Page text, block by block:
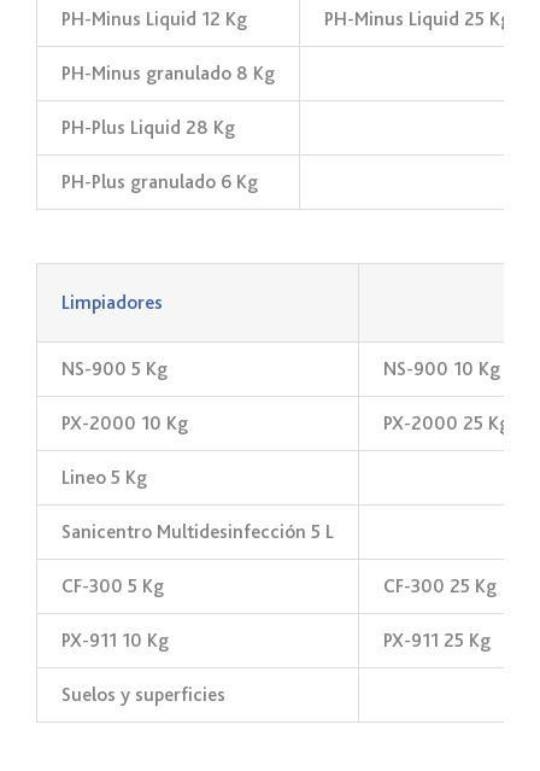
PH-Minus Liquid 12 Kg PH-Minus Liquid 25 Kg
PH-Minus granulado 8 Kg
PH-Plus Liquid 28 Kg
PH-Plus granulado 6 Kg
Limpiadores
NS-900 5 Kg NS-900 10 Kg
PX-2000 10 Kg PX-2000 25 Kg
Lineo 5 Kg
Sanicentro Multidesinfección 5 L
CF-300 5 Kg CF-300 25 Kg
PX-911 10 Kg PX-911 25 Kg
Suelos y superficies